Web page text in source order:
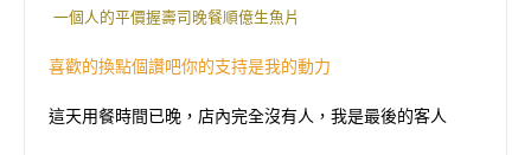
一個人的平價握壽司晚餐順億生魚片
喜歡的換點個讚吧你的支持是我的動力
這天用餐時間已晚，店內完全沒有人，我是最後的客人